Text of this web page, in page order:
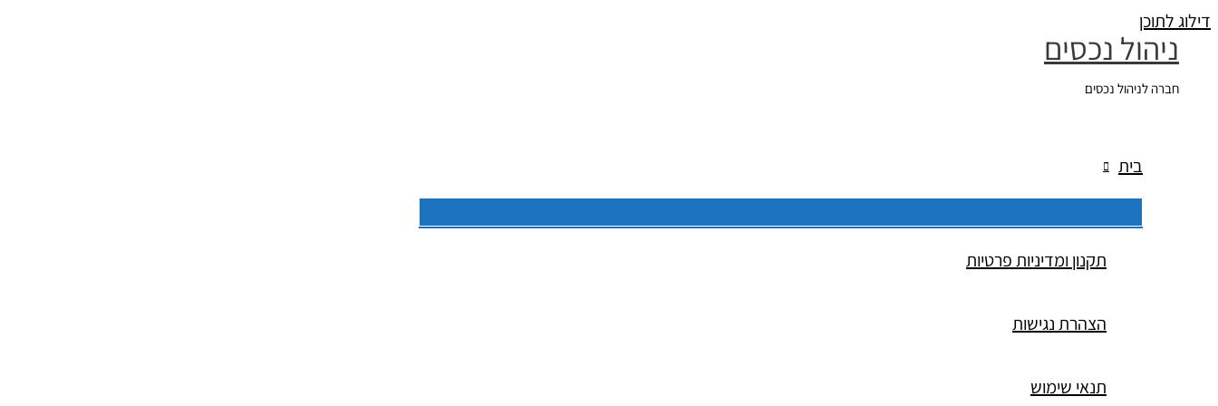
דילוג לתוכן
ניהול נכסים
חברה לניהול נכסים
בית
תקנון ומדיניות פרטיות
הצהרת נגישות
תנאי שימוש